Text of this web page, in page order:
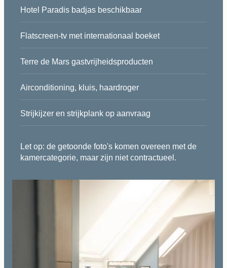
Hotel Paradis badjas beschikbaar
Flatscreen-tv met internationaal boeket
Terre de Mars gastvrijheidsproducten
Airconditioning, kluis, haardroger
Strijkijzer en strijkplank op aanvraag
Let op: de getoonde foto's komen overeen met de
kamercategorie, maar zijn niet contractueel.